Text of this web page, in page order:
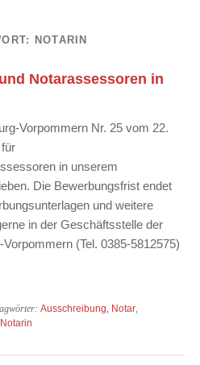
NOTARIN
Notarassessoren in
Vorpommern Nr. 25 vom 22.
in unserem
Die Bewerbungsfrist endet
und weitere
in der Geschäftsstelle der
(Tel. 0385-5812575)
Ausschreibung, Notar,
Notarin